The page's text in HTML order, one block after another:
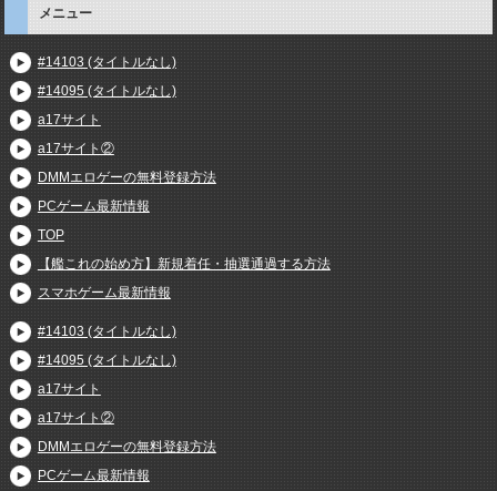
メニュー
#14103 (タイトルなし)
#14095 (タイトルなし)
a17サイト
a17サイト②
DMMエロゲーの無料登録方法
PCゲーム最新情報
TOP
【艦これの始め方】新規着任・抽選通過する方法
スマホゲーム最新情報
#14103 (タイトルなし)
#14095 (タイトルなし)
a17サイト
a17サイト②
DMMエロゲーの無料登録方法
PCゲーム最新情報